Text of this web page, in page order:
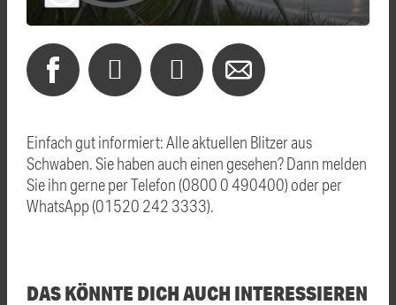
Einfach gut informiert: Alle aktuellen Blitzer aus
Schwaben. Sie haben auch einen gesehen? Dann melden
Sie ihn gerne per Telefon (0800 0 490400) oder per
WhatsApp (01520 242 3333).
DAS KÖNNTE DICH AUCH INTERESSIEREN